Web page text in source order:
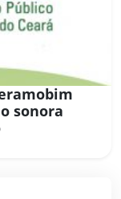
sonora